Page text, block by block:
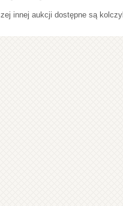
innej aukcji dostępne są